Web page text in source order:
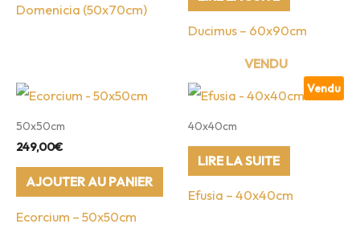
Domenicia (50x70cm)
Ducimus – 60x90cm
50x50cm
249,00€
AJOUTER AU PANIER
Ecorcium – 50x50cm
Vendu
40x40cm
LIRE LA SUITE
Efusia – 40x40cm